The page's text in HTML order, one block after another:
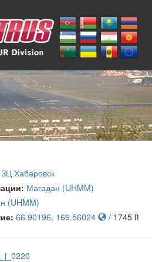
ЗЦ Хабаровск
Магадан (UHMM)
(UHMM)
66.90196, 169.56024 / 1745 ft